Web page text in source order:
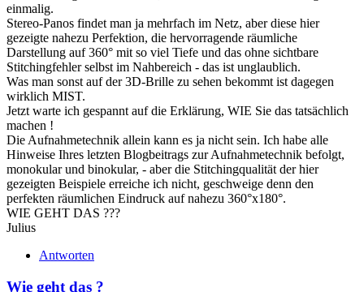
einmalig.
Stereo-Panos findet man ja mehrfach im Netz, aber diese hier
gezeigte nahezu Perfektion, die hervorragende räumliche
Darstellung auf 360° mit so viel Tiefe und das ohne sichtbare
Stitchingfehler selbst im Nahbereich - das ist unglaublich.
Was man sonst auf der 3D-Brille zu sehen bekommt ist dagegen
wirklich MIST.
Jetzt warte ich gespannt auf die Erklärung, WIE Sie das tatsächlich
machen !
Die Aufnahmetechnik allein kann es ja nicht sein. Ich habe alle
Hinweise Ihres letzten Blogbeitrags zur Aufnahmetechnik befolgt,
monokular und binokular, - aber die Stitchingqualität der hier
gezeigten Beispiele erreiche ich nicht, geschweige denn den
perfekten räumlichen Eindruck auf nahezu 360°x180°.
WIE GEHT DAS ???
Julius
Antworten
Wie geht das ?